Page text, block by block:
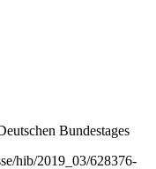
Bundestages
hib/2019_03/628376-